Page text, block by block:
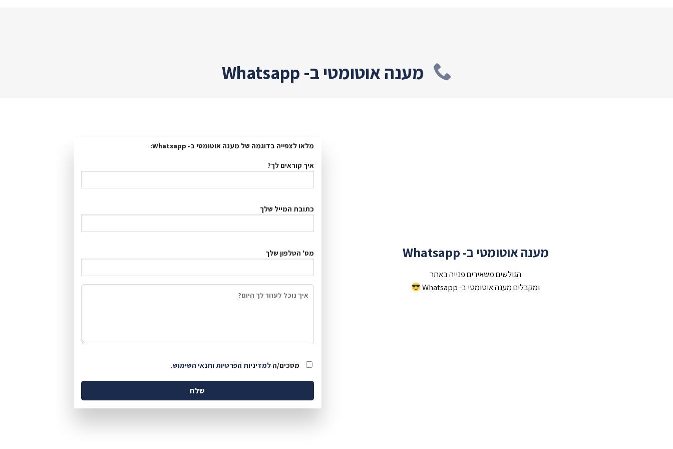
מענה אוטומטי ב- Whatsapp
מענה אוטומטי ב- Whatsapp
הגולשים משאירים פנייה באתר
ומקבלים מענה אוטומטי ב- Whatsapp
מלאו לצפייה בדוגמה של מענה אוטומטי ב- Whatsapp:
איך קוראים לך?
כתובת המייל שלך
מס' הטלפון שלך
מסכים/ה למדיניות הפרטיות ותנאי השימוש.